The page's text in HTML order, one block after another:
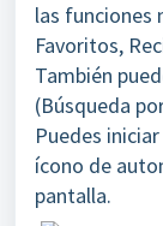
las funciones
Favoritos,
También
(Búsqueda
Puedes
ícono de
pantalla.